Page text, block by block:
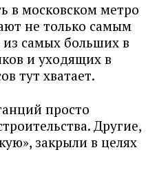
в московском метро
не только самым
самых больших в
и уходящих в
тут хватает.
просто
Другие,
закрыли в целях